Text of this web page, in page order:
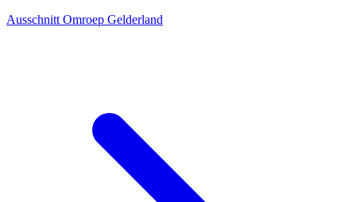
Ausschnitt Omroep Gelderland